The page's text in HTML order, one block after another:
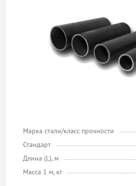
Марка стали/класс прочности
Стандарт
Длина (L), м
Масса 1 м, кг